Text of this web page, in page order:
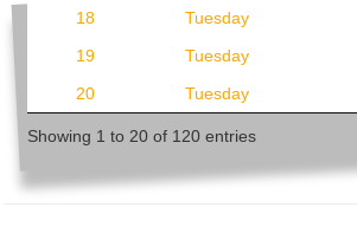
18
Tuesday
19
Tuesday
20
Tuesday
Showing 1 to 20 of 120 entries